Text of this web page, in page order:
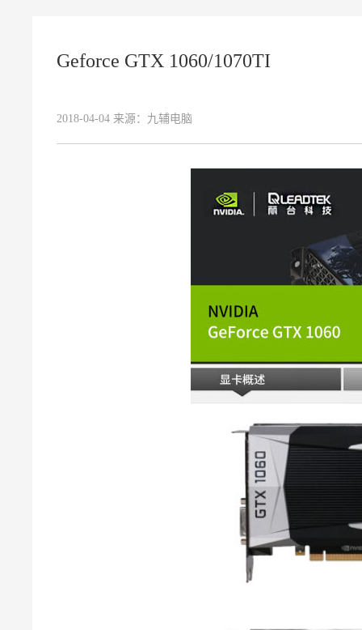
Geforce GTX 1060/1070TI
2018-04-04 来源： 九辅电脑